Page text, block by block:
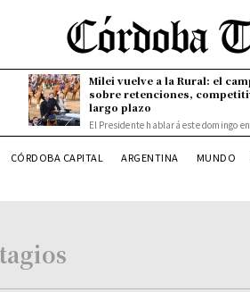
Milei vuelve a la Rural: el
sobre retenciones,
largo plazo
El Presidente hablará este domingo
CÓRDOBA CAPITAL ARGENTINA MUNDO